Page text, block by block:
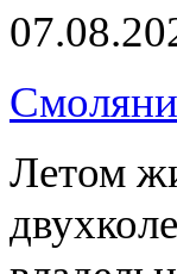
Летом